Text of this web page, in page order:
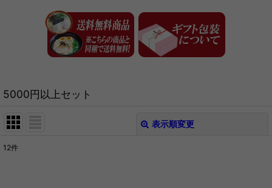
5000円以上セット
表示順変更
12件